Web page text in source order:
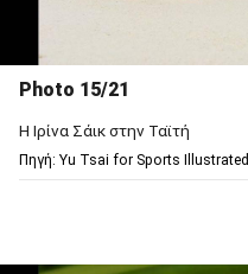
Photo 15/21
Η Ιρίνα Σάικ στην Ταϊτή
Πηγή: Υu Tsai for Sports Illustrated